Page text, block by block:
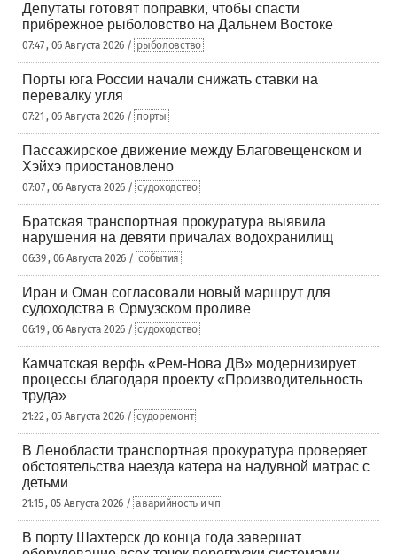
Депутаты готовят поправки, чтобы спасти
прибрежное рыболовство на Дальнем Востоке
07:47 , 06 Августа 2026 / рыболовство
Порты юга России начали снижать ставки на
перевалку угля
07:21 , 06 Августа 2026 / порты
Пассажирское движение между Благовещенском и
Хэйхэ приостановлено
07:07 , 06 Августа 2026 / судоходство
Братская транспортная прокуратура выявила
нарушения на девяти причалах водохранилищ
06:39 , 06 Августа 2026 / события
Иран и Оман согласовали новый маршрут для
судоходства в Ормузском проливе
06:19 , 06 Августа 2026 / судоходство
Камчатская верфь «Рем-Нова ДВ» модернизирует
процессы благодаря проекту «Производительность
труда»
21:22 , 05 Августа 2026 / судоремонт
В Ленобласти транспортная прокуратура проверяет
обстоятельства наезда катера на надувной матрас с
детьми
21:15 , 05 Августа 2026 / аварийность и чп
В порту Шахтерск до конца года завершат